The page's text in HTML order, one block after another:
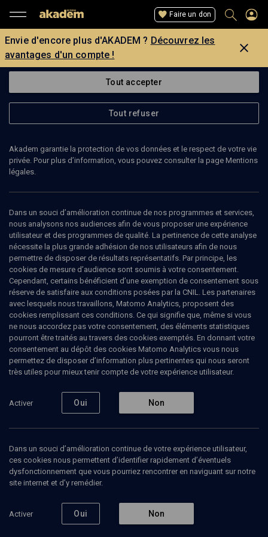
Faire un don
Envie d'encore plus d'AKADEM ? Découvrez les
avantages d'un compte !
chef franco-israelin
Ajouter J’aime
Tous 1 Vidéos 1
Vidéos 1
israélienne en
France
Le "fricassé niçois"
Tout accepter
Tout refuser
Akadem garantie la protection de vos données et le respect de votre vie
privée. Pour plus d’information, vous pouvez consulter la page Mentions
légales.
Dans un souci d’amélioration continue de nos programmes et services,
nous analysons nos audiences afin de vous proposer une expérience
utilisateur et des programmes de qualité. La pertinence de cette analyse
nécessite la plus grande adhésion de nos utilisateurs afin de nous
permettre de disposer de résultats représentatifs. Par principe, les
cookies de mesure d’audience sont soumis à votre consentement.
Cependant, certains bénéficient d’une exemption de consentement sous
réserve de satisfaire aux conditions posées par la CNIL. Les partenaires
avec lesquels nous travaillons, Matomo Analytics, proposent des
cookies remplissant ces conditions. Ce qui signifie que, même si vous
ne nous accordez pas votre consentement, des éléments statistiques
pourront être traités au travers des cookies exemptés. En donnant votre
consentement au dépôt des cookies Matomo Analytics vous nous
permettez de disposer d’information plus pertinentes qui nous seront
très utiles pour mieux tenir compte de votre expérience utilisateur.
Activer Oui Non
Dans un souci d’amélioration continue de votre expérience utilisateur,
ces cookies nous permettent d’identifier rapidement d’éventuels
dysfonctionnement que vous pourriez rencontrer en naviguant sur notre
site internet et d’y remédier.
Activer Oui Non